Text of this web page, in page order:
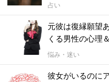
占い
元彼は復縁願望
くる男性の心理
悩み・迷い
彼女がいるのに